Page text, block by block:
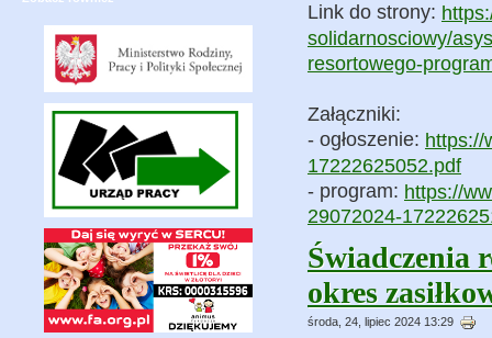
Link do strony:
solidarnosciowy/
resortowego-
Załączniki:
- ogłoszenie: https://
17222625052.pdf
- program: https://
29072024-
Świadczenia
okres
środa, 24, lipiec 2024 13:29